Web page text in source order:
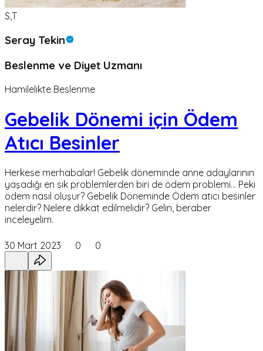
S,T
Seray Tekin
Beslenme ve Diyet Uzmanı
Hamilelikte Beslenme
Gebelik Dönemi için Ödem
Atıcı Besinler
Herkese merhabalar! Gebelik döneminde anne adaylarının
yaşadığı en sık problemlerden biri de ödem problemi… Peki
ödem nasıl oluşur? Gebelik Döneminde Ödem atıcı besinler
nelerdir? Nelere dikkat edilmelidir? Gelin, beraber
inceleyelim.
30 Mart 2023 0 0